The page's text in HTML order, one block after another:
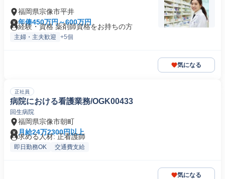
福岡県宗像市平井
年俸450万円～600万円
経験・資格 薬剤師資格をお持ちの方
主婦・主夫歓迎 +5個
気になる
正社員
病院における看護業務/OGK00433
回生病院
福岡県宗像市朝町
月給24万2300円以上
求める人材: 正看護師
即日勤務OK 交通費支給
気になる